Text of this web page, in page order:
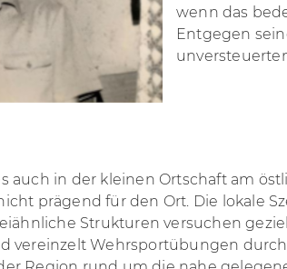
wenn das
Entgegen
auch in der kleinen Ortschaft am
prägend für den Ort. Die lokale
Strukturen versuchen
vereinzelt Wehrsportübungen